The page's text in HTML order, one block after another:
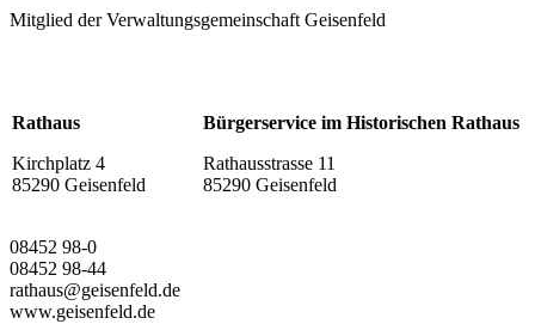
Mitglied der Verwaltungsgemeinschaft Geisenfeld
Rathaus
Kirchplatz 4
85290 Geisenfeld
Bürgerservice im Historischen Rathaus
Rathausstrasse 11
85290 Geisenfeld
08452 98-0
08452 98-44
rathaus@geisenfeld.de
www.geisenfeld.de